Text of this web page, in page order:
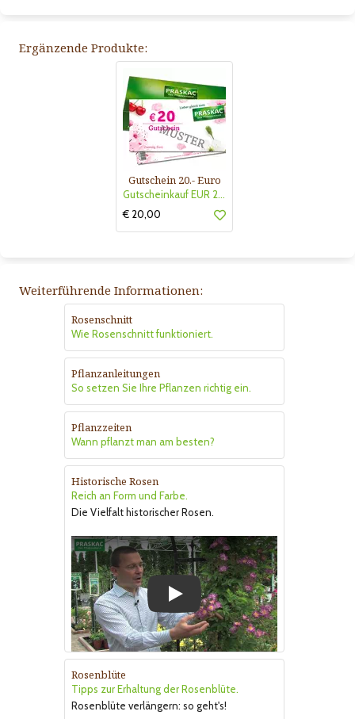
Ergänzende Produkte:
Gutschein 20.- Euro
Gutscheinkauf EUR 20.-
€ 20,00
Weiterführende Informationen:
Rosenschnitt
Wie Rosenschnitt funktioniert.
Pflanzanleitungen
So setzen Sie Ihre Pflanzen richtig ein.
Pflanzzeiten
Wann pflanzt man am besten?
Historische Rosen
Reich an Form und Farbe.
Die Vielfalt historischer Rosen.
Rosenblüte
Tipps zur Erhaltung der Rosenblüte.
Rosenblüte verlängern: so geht's!